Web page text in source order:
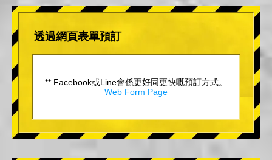
透過網頁表單預訂
** Facebook或Line會係更好同更快嘅預訂方式。
Web Form Page